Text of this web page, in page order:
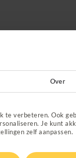
Over
te verbeteren. Ook
Je kunt
zelf aanpassen.